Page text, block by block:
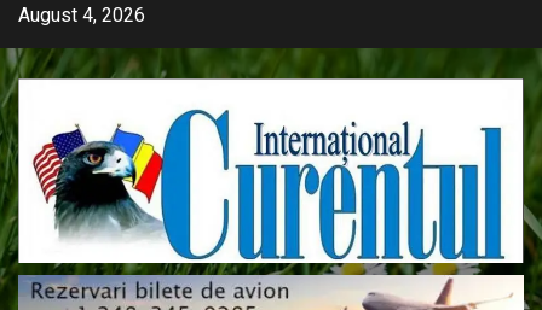
Skip
content
August 4, 2026